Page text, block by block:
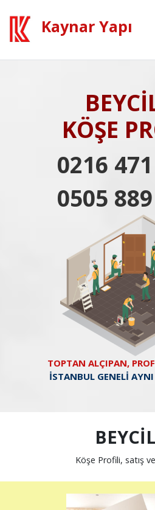
Kaynar Yapı
KÖŞE
0216
0505
TOPTAN ALÇIPAN,
İSTANBUL GENELİ
Köşe Profili, satış